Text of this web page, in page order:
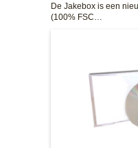
De Jakebox is een
(100% FSC…